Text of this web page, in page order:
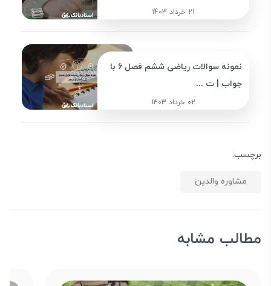
21 خرداد 1403
نمونه سوالات ریاضی ششم فصل 6 با
جواب | ت ...
02 خرداد 1403
برچسب:
مشاوره والدین
مطالب مشابه